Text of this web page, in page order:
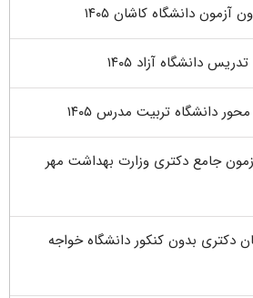
دانشگاه کاشان ۱۴۰۵
دانشگاه آزاد ۱۴۰۵
دانشگاه تربیت مدرس ۱۴۰۵
جامع دکتری وزارت بهداشت مهر
دکتری بدون کنکور دانشگاه خواجه